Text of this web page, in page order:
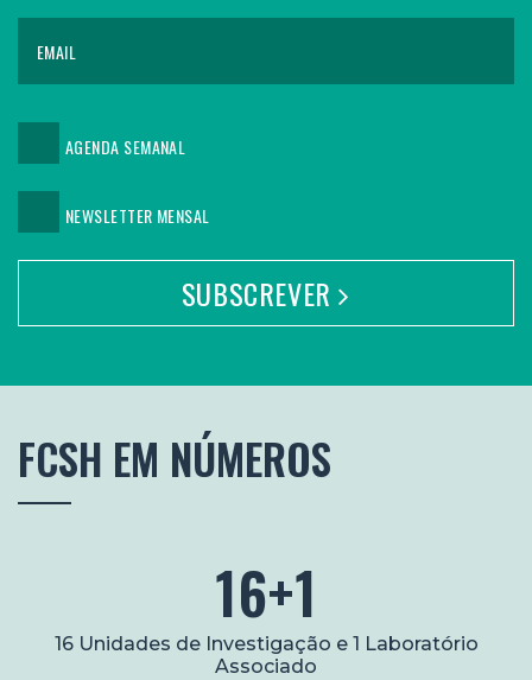
AGENDA SEMANAL
NEWSLETTER MENSAL
SUBSCREVER
FCSH EM NÚMEROS
16+1
16 Unidades de Investigação e 1 Laboratório
Associado